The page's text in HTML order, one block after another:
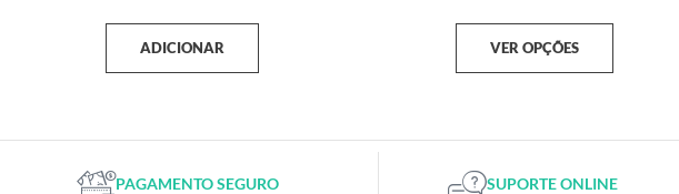
ADICIONAR VER OPÇÕES
PAGAMENTO SEGURO SUPORTE ONLINE